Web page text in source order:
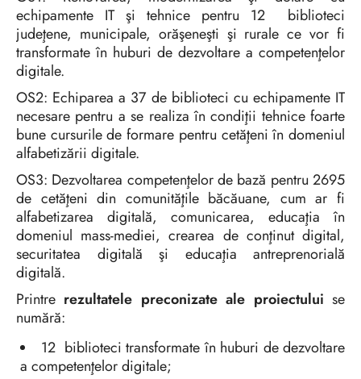
echipamente IT şi tehnice pentru 12 biblioteci
judeţene, municipale, orăşeneşti şi rurale ce vor fi
transformate în huburi de dezvoltare a competenţelor
digitale.
OS2: Echiparea a 37 de biblioteci cu echipamente IT
necesare pentru a se realiza în condiţii tehnice foarte
bune cursurile de formare pentru cetăţeni în domeniul
alfabetizării digitale.
OS3: Dezvoltarea competenţelor de bază pentru 2695
de cetăţeni din comunităţile băcăuane, cum ar fi
alfabetizarea digitală, comunicarea, educaţia în
domeniul mass-mediei, crearea de conţinut digital,
securitatea digitală şi educaţia antreprenorială
digitală.
Printre rezultatele preconizate ale proiectuluise
numără:
12 biblioteci transformate în huburi de dezvoltare
a competenţelor digitale;